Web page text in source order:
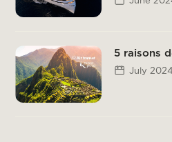
5 raisons
July 2024